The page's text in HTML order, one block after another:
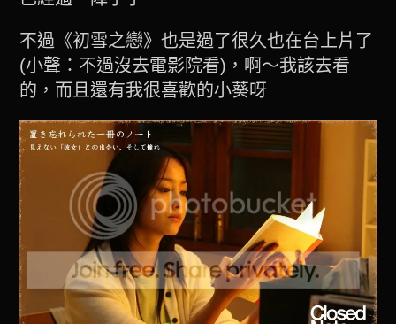
不過《初雪之戀》也是過了很久也在台上片了
(小聲：不過沒去電影院看)，啊～我該去看
的，而且還有我很喜歡的小葵呀